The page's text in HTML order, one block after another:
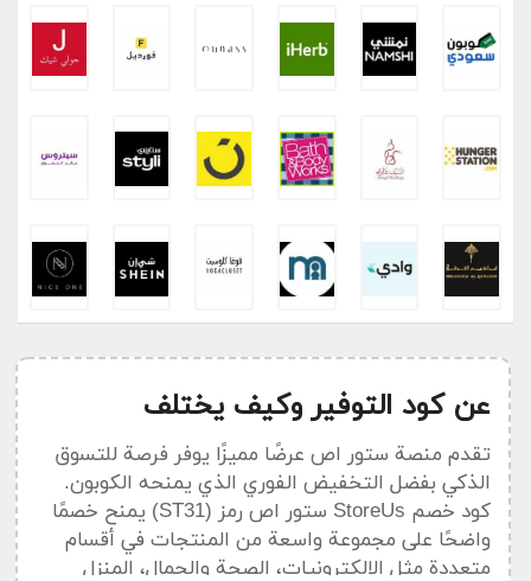
عن كود التوفير وكيف يختلف
تقدم منصة ستور اص عرضًا مميزًا يوفر فرصة للتسوق
الذكي بفضل التخفيض الفوري الذي يمنحه الكوبون.
كود خصم StoreUs ستور اص رمز (ST31) يمنح خصمًا
واضحًا على مجموعة واسعة من المنتجات في أقسام
متعددة مثل الإلكترونيات، الصحة والجمال، المنزل